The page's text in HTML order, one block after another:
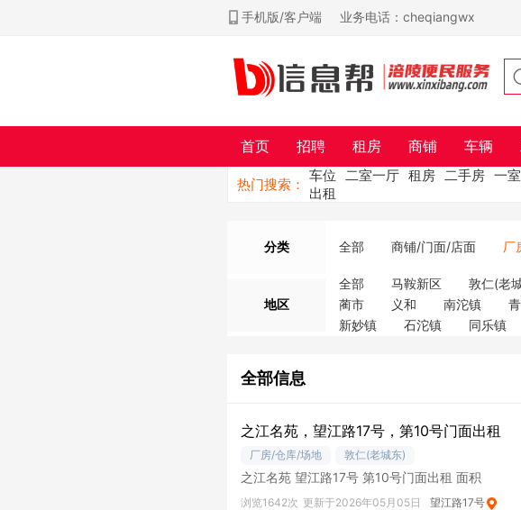
手机版/客户端 业务电话：cheqiangwx
首页 招聘 租房 商铺 车辆
热门搜索：
车位 二室一厅 租房 二手房 一
出租
分类 全部 商铺/门面/店面 厂
地区
全部 马鞍新区 敦仁(老
蔺市
义和 南沱镇
新妙镇
石沱镇 同乐镇
全部信息
之江名苑，望江路17号，第10号门面出租
厂房/仓库/场地 敦仁(老城东)
之江名苑 望江路17号 第10号门面出租 面积
浏览1642次 更新于2026年05月05日 望江路17号